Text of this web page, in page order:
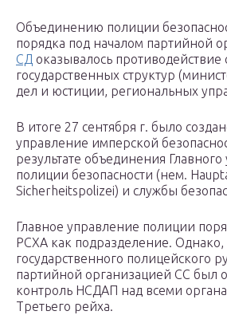
Объединению полиции
порядка под началом партийной
СД оказывалось противодействие
государственных структур
дел и юстиции, региональных
В итоге 27 сентября г. было
управление имперской
результате объединения
полиции безопасности (нем.
Sicherheitspolizei) и службы
Главное управление полиции
РСХА как подразделение. Однако,
государственного полицейского
партийной организацией СС был
контроль НСДАП над всеми
Третьего рейха.